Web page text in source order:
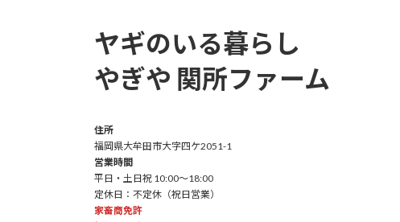
ヤギのいる暮らし
やぎや 関所ファーム
住所
福岡県大牟田市大字四ケ2051-1
営業時間
平日・土日祝 10:00～18:00
定休日：不定休（祝日営業）
家畜商免許